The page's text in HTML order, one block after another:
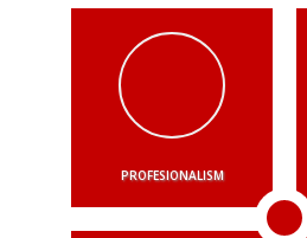
PROFESIONALISM